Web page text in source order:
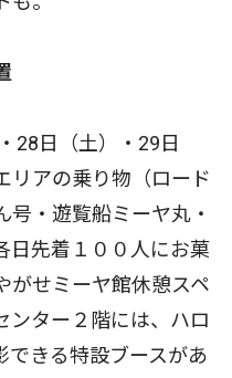
28日（土）・29日
リアの乗り物（ロード
号・遊覧船ミーヤ丸・
日先着１００人にお菓
がせミーヤ館休憩スペ
ンター２階には、ハロ
できる特設ブースがあ